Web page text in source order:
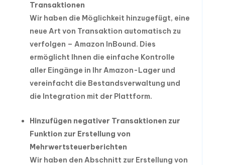
Transaktionen
Wir haben die Möglichkeit hinzugefügt, eine
neue Art von Transaktion automatisch zu
verfolgen – Amazon InBound. Dies
ermöglicht Ihnen die einfache Kontrolle
aller Eingänge in Ihr Amazon-Lager und
vereinfacht die Bestandsverwaltung und
die Integration mit der Plattform.
Hinzufügen negativer Transaktionen zur
Funktion zur Erstellung von
Mehrwertsteuerberichten
Wir haben den Abschnitt zur Erstellung von